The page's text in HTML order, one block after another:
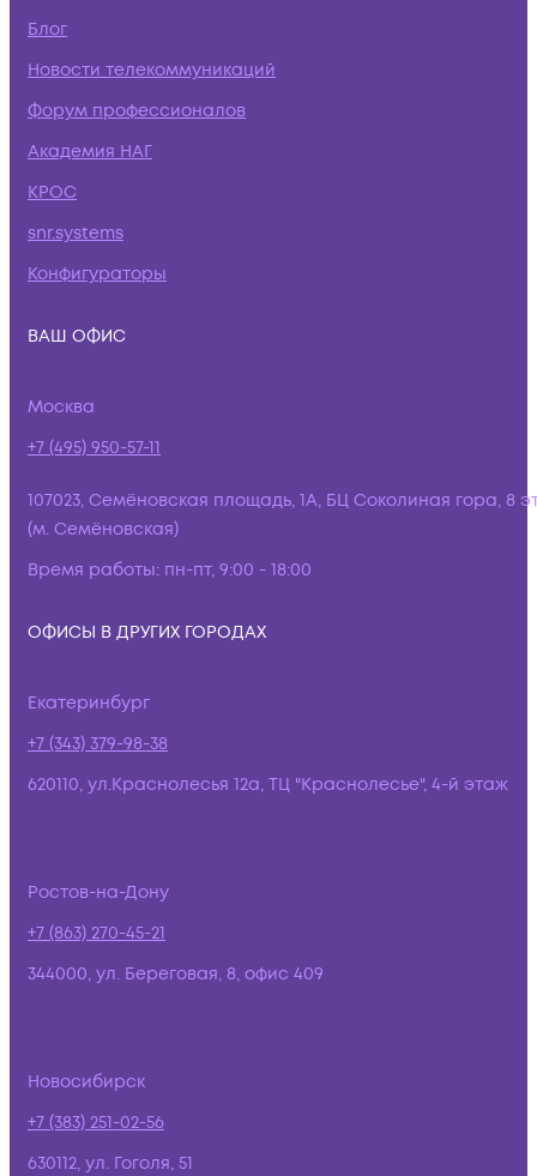
Блог
Новости телекоммуникаций
Форум профессионалов
Академия НАГ
КРОС
snr.systems
Конфигураторы
ВАШ ОФИС
Москва
+7 (495) 950-57-11
107023, Семёновская площадь, 1А, БЦ Соколиная гора, 8
(м. Семёновская)
Время работы: пн-пт, 9:00 - 18:00
ОФИСЫ В ДРУГИХ ГОРОДАХ
Екатеринбург
+7 (343) 379-98-38
620110, ул.Краснолесья 12а, ТЦ "Краснолесье", 4-й этаж
Ростов-на-Дону
+7 (863) 270-45-21
344000, ул. Береговая, 8, офис 409
Новосибирск
+7 (383) 251-02-56
630112, ул. Гоголя, 51